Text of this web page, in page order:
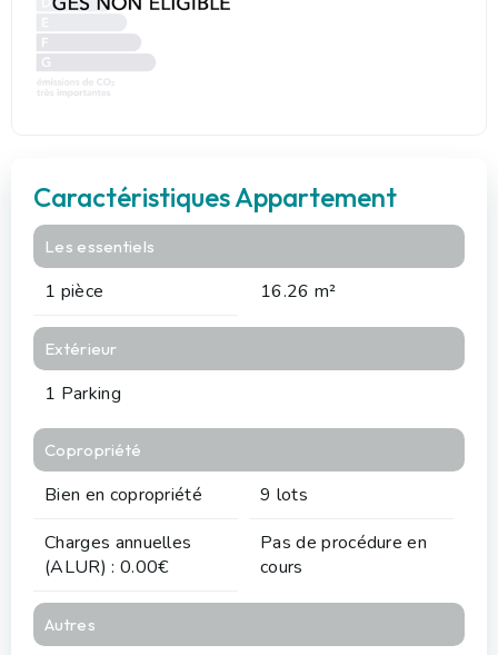
Caractéristiques Appartement
Les essentiels
1 pièce 16.26 m²
Extérieur
1 Parking
Copropriété
Bien en copropriété
9 lots
Charges annuelles
(ALUR) : 0.00€
Pas de procédure en
cours
Autres